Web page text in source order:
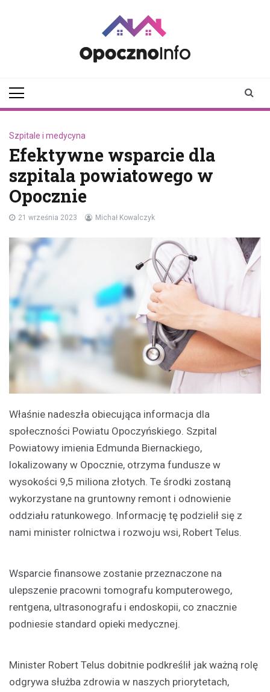
Szpitale i medycyna
Efektywne wsparcie dla
szpitala powiatowego w
Opocznie
21 września 2023 Michał Kowalczyk
Właśnie nadeszła obiecująca informacja dla
społeczności Powiatu Opoczyńskiego. Szpital
Powiatowy imienia Edmunda Biernackiego,
lokalizowany w Opocznie, otrzyma fundusze w
wysokości 9,5 miliona złotych. Te środki zostaną
wykorzystane na gruntowny remont i odnowienie
oddziału ratunkowego. Informację tę podzielił się z
nami minister rolnictwa i rozwoju wsi, Robert Telus.
Wsparcie finansowe zostanie przeznaczone na
ulepszenie pracowni tomografu komputerowego,
rentgena, ultrasonografu i endoskopii, co znacznie
podniesie standard opieki medycznej.
Minister Robert Telus dobitnie podkreślił jak ważną rolę
odgrywa służba zdrowia w naszych priorytetach,